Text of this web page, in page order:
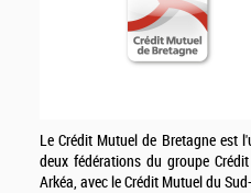
Le Crédit Mutuel de Bretagne est
deux fédérations du groupe
Arkéa, avec le Crédit Mutuel du